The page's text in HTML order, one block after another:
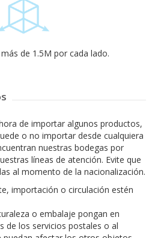
de 1.5M por cada lado.
de importar algunos productos,
o no importar desde cualquiera
nuestras bodegas por
líneas de atención. Evite que
al momento de la nacionalización.
importación o circulación estén
o embalaje pongan en
de los servicios postales o al